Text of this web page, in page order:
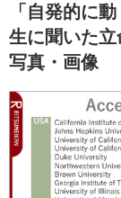
8月開催イベント・WS
自由研究教材（小学生向
「自発的に
生に聞いた
写真・画像